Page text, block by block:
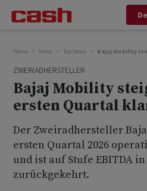
Home News Top News Bajaj Mobility
ZWEIRADHERSTELLER
Bajaj Mobility
ersten Quartal
Der Zweiradhersteller
ersten Quartal 2026
und ist auf Stufe EBITDA
zurückgekehrt.